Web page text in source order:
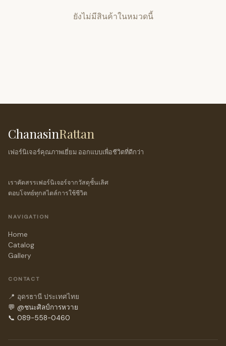
ยังไม่มีสินค้าในหมวดนี้
ChanasinRattan
เฟอร์นิเจอร์คุณภาพเยี่ยม ออกแบบเพื่อชีวิตที่ดีกว่า
เราคัดสรรเฟอร์นิเจอร์จากวัสดุชั้นเลิศ
ตอบโจทย์ทุกสไตล์การใช้ชีวิต
NAVIGATION
Home
Catalog
Gallery
CONTACT
📍 อุดรธานี ประเทศไทย
💬 @ชนะศิลป์การหวาย
📞 089-558-0460